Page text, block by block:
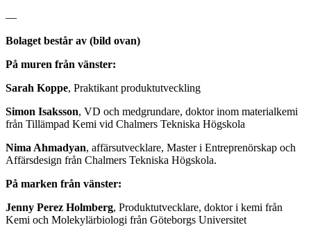
—
Bolaget består av (bild ovan)
På muren från vänster:
Sarah Koppe, Praktikant produktutveckling
Simon Isaksson, VD och medgrundare, doktor inom materialkemi
från Tillämpad Kemi vid Chalmers Tekniska Högskola
Nima Ahmadyan, affärsutvecklare, Master i Entreprenörskap och
Affärsdesign från Chalmers Tekniska Högskola.
På marken från vänster:
Jenny Perez Holmberg, Produktutvecklare, doktor i kemi från
Kemi och Molekylärbiologi från Göteborgs Universitet